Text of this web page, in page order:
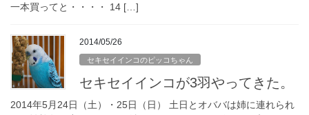
一本買ってと・・・・ 14 […]
2014/05/26
セキセイインコのピッコちゃん
セキセイインコが3羽やってきた。
2014年5月24日（土）・25日（日） 土日とオババは姉に連れられ